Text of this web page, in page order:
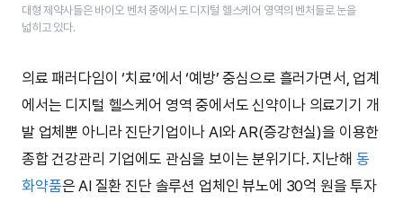
대형 제약사들은 바이오 벤처 중에서도 디지털 헬스케어 영역의 벤처들로 눈을
넓히고 있다.
의료 패러다임이 ‘치료’에서 ‘예방’ 중심으로 흘러가면서, 업계
에서는 디지털 헬스케어 영역 중에서도 신약이나 의료기기 개
발 업체뿐 아니라 진단기업이나 AI와 AR(증강현실)을 이용한
종합 건강관리 기업에도 관심을 보이는 분위기다. 지난해 동
화약품은 AI 질환 진단 솔루션 업체인 뷰노에 30억 원을 투자